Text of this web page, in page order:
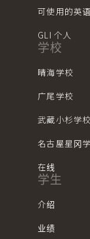
可使用的英
GLI 个人
学校
晴海学校
广尾学校
武藏小杉学校
名古屋星冈
在线
学生
介绍
业绩